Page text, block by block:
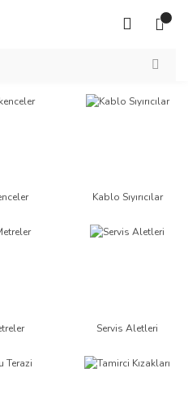
Kablo Sıyırıcılar
Servis Aletleri